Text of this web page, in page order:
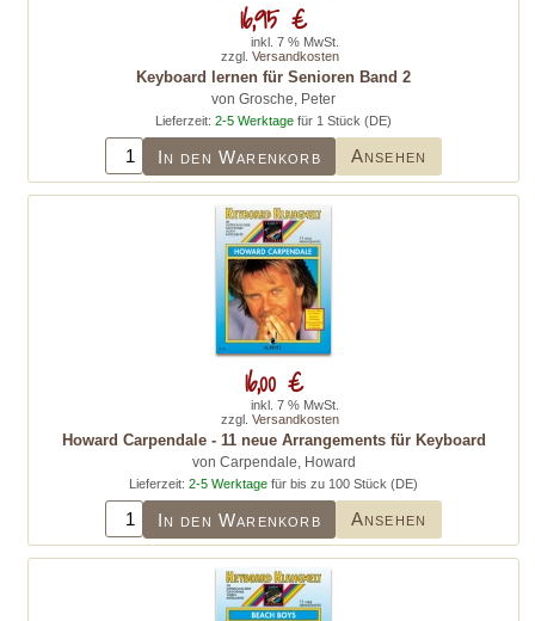
Keyboard lernen für Senioren Band 2
von Grosche, Peter
Lieferzeit: 2-5 Werktagefür 1 Stück (DE)
In den Warenkorb Ansehen
16,95 €
inkl. 7 % MwSt.
zzgl. Versandkosten
Howard Carpendale - 11 neue Arrangements für Keyboard
von Carpendale, Howard
Lieferzeit: 2-5 Werktage für bis zu 100 Stück (DE)
In den Warenkorb Ansehen
16,00 €
inkl. 7 % MwSt.
zzgl. Versandkosten